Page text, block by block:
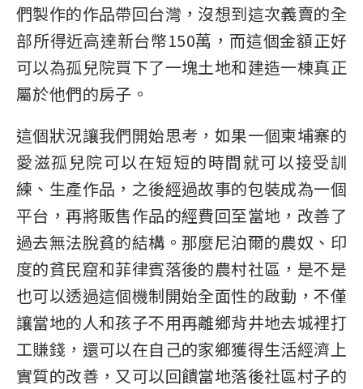
們製作的作品帶回台灣，沒想到這次義賣的全
部所得近高達新台幣150萬，而這個金額正好
可以為孤兒院買下了一塊土地和建造一棟真正
屬於他們的房子。
這個狀況讓我們開始思考，如果一個柬埔寨的
愛滋孤兒院可以在短短的時間就可以接受訓
練、生產作品，之後經過故事的包裝成為一個
平台，再將販售作品的經費回至當地，改善了
過去無法脫貧的結構。那麼尼泊爾的農奴、印
度的貧民窟和菲律賓落後的農村社區，是不是
也可以透過這個機制開始全面性的啟動，不僅
讓當地的人和孩子不用再離鄉背井地去城裡打
工賺錢，還可以在自己的家鄉獲得生活經濟上
實質的改善，又可以回饋當地落後社區村子的